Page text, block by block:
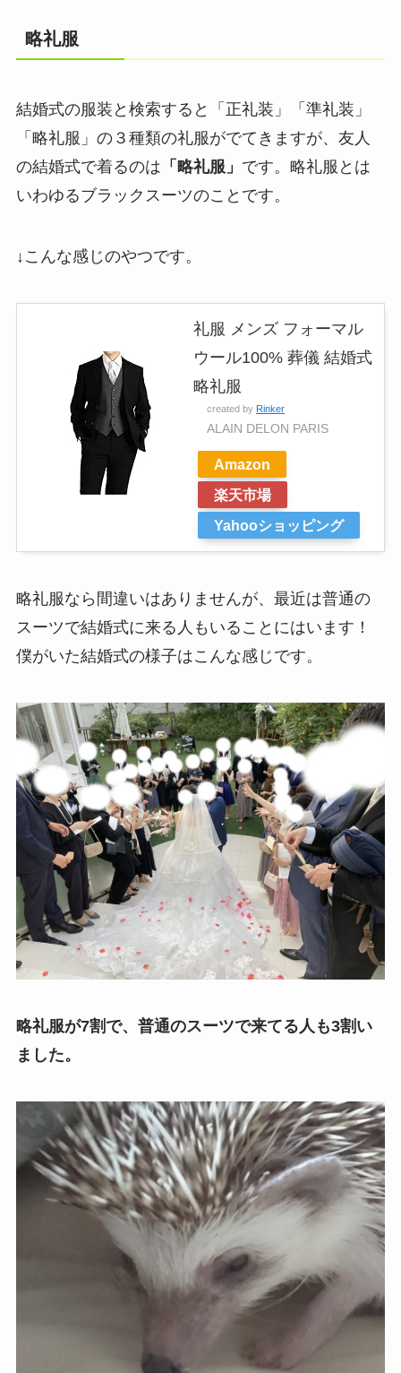
略礼服
結婚式の服装と検索すると「正礼装」「準礼装」
「略礼服」の３種類の礼服がでてきますが、友人
の結婚式で着るのは 「略礼服」 です。 略礼服とは
いわゆるブラックスーツのこと です。
↓こんな感じのやつです。
礼服 メンズ フォーマル
ウール100% 葬儀 結婚式
略礼服
created by Rinker
ALAIN DELON PARIS
Amazon
楽天市場
Yahooショッピング
略礼服なら間違いはありませんが、 最近は普通の
スーツで結婚式に来る人もいることにはいます！
僕がいた結婚式の様子はこんな感じです。
略礼服が7割で、普通のスーツで来てる人も3割い
ました。